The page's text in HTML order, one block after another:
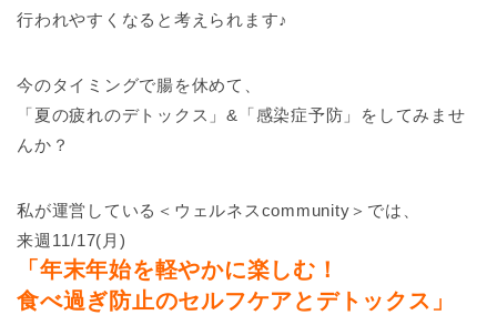
行われやすくなると考えられます♪
今のタイミングで腸を休めて、
「夏の疲れのデトックス」&「感染症予防」をしてみませ
んか？
私が運営している＜ウェルネスcommunity＞では、
来週11/17(月)
「年末年始を軽やかに楽しむ！
食べ過ぎ防止のセルフケアとデトックス」